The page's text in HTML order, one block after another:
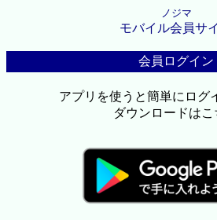
ノジマ
モバイル会員サ
会員ログイン
アプリを使うと簡単にログ
ダウンロードはこ